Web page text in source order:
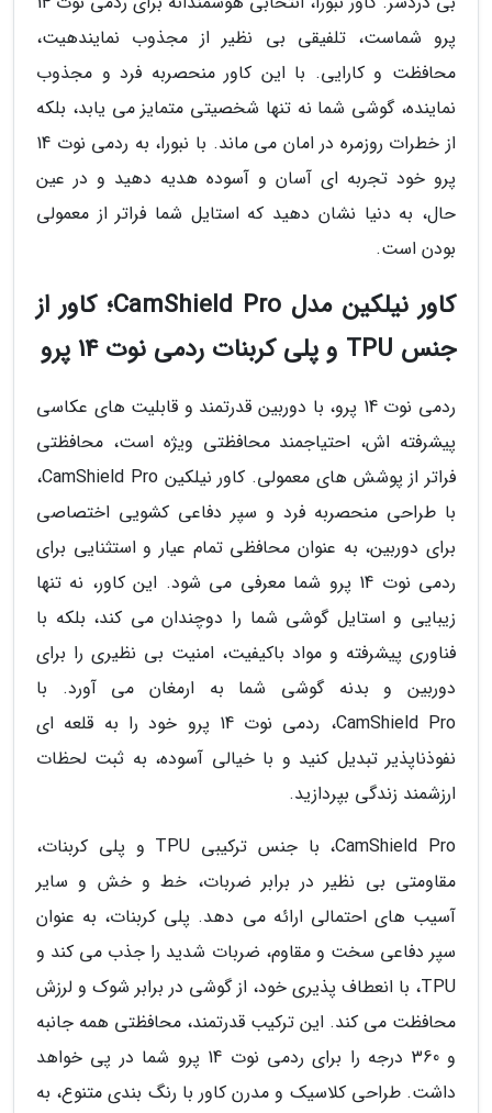
پرو شماست، تلفیقی بی نظیر از مجذوب نمایندهیت،
محافظت و کارایی. با این کاور منحصربه فرد و مجذوب
نماینده، گوشی شما نه تنها شخصیتی متمایز می یابد، بلکه
از خطرات روزمره در امان می ماند. با نبورا، به ردمی نوت 14
پرو خود تجربه ای آسان و آسوده هدیه دهید و در عین
حال، به دنیا نشان دهید که استایل شما فراتر از معمولی
بودن است.
کاور نیلکین مدل CamShield Pro؛ کاور از
جنس TPU و پلی کربنات ردمی نوت 14 پرو
ردمی نوت 14 پرو، با دوربین قدرتمند و قابلیت های عکاسی
پیشرفته اش، احتیاجمند محافظتی ویژه است، محافظتی
فراتر از پوشش های معمولی. کاور نیلکین CamShield Pro،
با طراحی منحصربه فرد و سپر دفاعی کشویی اختصاصی
برای دوربین، به عنوان محافظی تمام عیار و استثنایی برای
ردمی نوت 14 پرو شما معرفی می شود. این کاور، نه تنها
زیبایی و استایل گوشی شما را دوچندان می کند، بلکه با
فناوری پیشرفته و مواد باکیفیت، امنیت بی نظیری را برای
دوربین و بدنه گوشی شما به ارمغان می آورد. با
CamShield Pro، ردمی نوت 14 پرو خود را به قلعه ای
نفوذناپذیر تبدیل کنید و با خیالی آسوده، به ثبت لحظات
ارزشمند زندگی بپردازید.
CamShield Pro، با جنس ترکیبی TPU و پلی کربنات،
مقاومتی بی نظیر در برابر ضربات، خط و خش و سایر
آسیب های احتمالی ارائه می دهد. پلی کربنات، به عنوان
سپر دفاعی سخت و مقاوم، ضربات شدید را جذب می کند و
TPU، با انعطاف پذیری خود، از گوشی در برابر شوک و لرزش
محافظت می کند. این ترکیب قدرتمند، محافظتی همه جانبه
و 360 درجه را برای ردمی نوت 14 پرو شما در پی خواهد
داشت. طراحی کلاسیک و مدرن کاور با رنگ بندی متنوع، به